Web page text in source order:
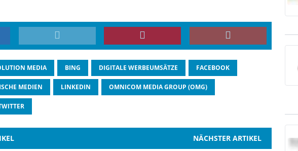
MEDIA BING DIGITALE WERBEUMSÄTZE FACEBOOK
MEDIEN LINKEDIN OMNICOM MEDIA GROUP (OMG)
NÄCHSTER ARTIKEL